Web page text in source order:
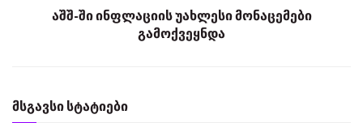
აშშ-ში ინფლაციის უახლესი მონაცემები
გამოქვეყნდა
მსგავსი სტატიები